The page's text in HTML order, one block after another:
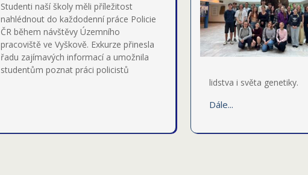
Studenti naší školy měli příležitost
nahlédnout do každodenní práce Policie
ČR během návštěvy Územního
pracoviště ve Vyškově. Exkurze přinesla
řadu zajímavých informací a umožnila
studentům poznat práci policistů
lidstva i světa genetiky.
Dále...